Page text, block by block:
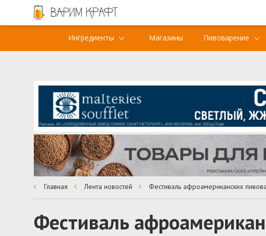
Ингредиенты Магазины Пивоварение
Главная Лента новостей
Фестиваль